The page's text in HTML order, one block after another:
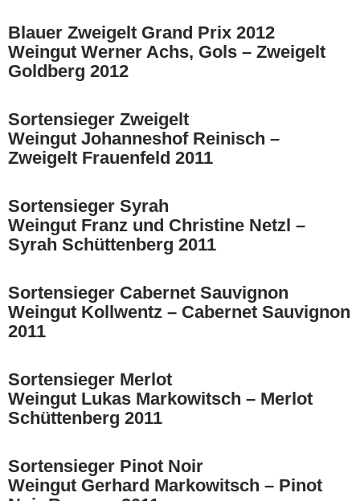
Blauer Zweigelt Grand Prix 2012
Weingut Werner Achs, Gols – Zweigelt
Goldberg 2012
Sortensieger Zweigelt
Weingut Johanneshof Reinisch –
Zweigelt Frauenfeld 2011
Sortensieger Syrah
Weingut Franz und Christine Netzl –
Syrah Schüttenberg 2011
Sortensieger Cabernet Sauvignon
Weingut Kollwentz – Cabernet Sauvignon
2011
Sortensieger Merlot
Weingut Lukas Markowitsch – Merlot
Schüttenberg 2011
Sortensieger Pinot Noir
Weingut Gerhard Markowitsch – Pinot